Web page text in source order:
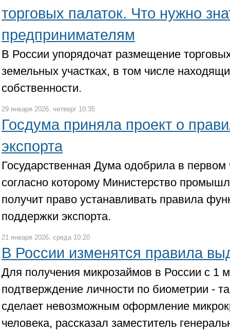
торговых палаток. Что нужно
предпринимателям
В России упорядочат размещение
земельных участках, в том числе
собственности.
29 января 2026, четверг 10:35
Госдума приняла проект о
экспорта
Государственная Дума одобрила в первом
согласно которому Министерство
получит право устанавливать правила
поддержки экспорта.
21 января 2026, среда 10:20
В России изменятся правила
Для получения микрозаймов в России с 1
подтверждение личности по биометрии -
сделает невозможным оформление
человека, рассказал заместитель